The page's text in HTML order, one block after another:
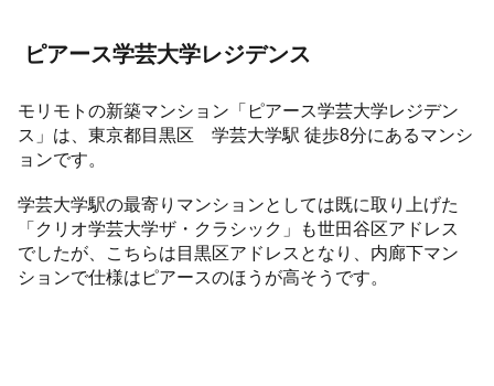
ピアース学芸大学レジデンス
モリモトの新築マンション「ピアース学芸大学レジデン
ス」は、東京都目黒区 学芸大学駅 徒歩8分にあるマンシ
ョンです。
学芸大学駅の最寄りマンションとしては既に取り上げた
「クリオ学芸大学ザ・クラシック」も世田谷区アドレス
でしたが、こちらは目黒区アドレスとなり、内廊下マン
ションで仕様はピアースのほうが高そうです。